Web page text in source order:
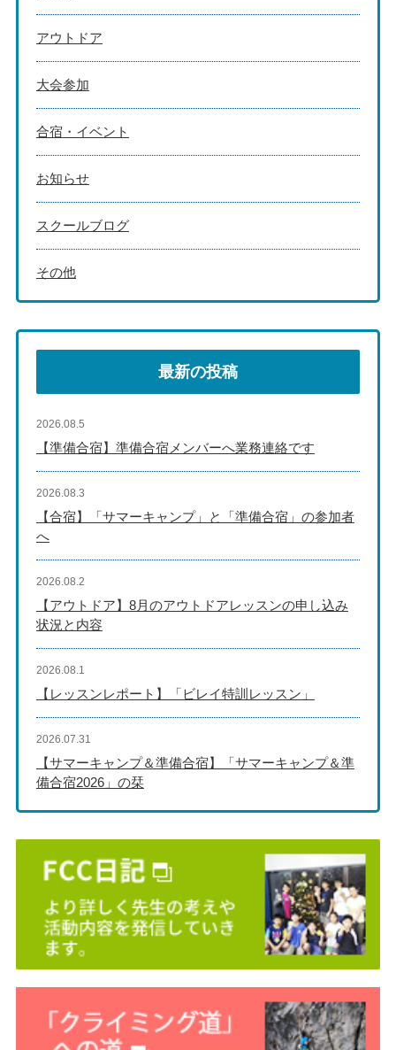
アウトドア
大会参加
合宿・イベント
お知らせ
スクールブログ
その他
最新の投稿
【準備合宿】準備合宿メンバーへ業務連絡です
2026.08.5
【合宿】「サマーキャンプ」と「準備合宿」の参加者
へ
2026.08.3
【アウトドア】8月のアウトドアレッスンの申し込み
状況と内容
2026.08.2
【レッスンレポート】「ビレイ特訓レッスン」
2026.08.1
【サマーキャンプ＆準備合宿】「サマーキャンプ＆準
備合宿2026」の栞
2026.07.31